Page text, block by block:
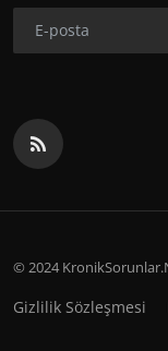
© 2024
Gizlilik Sözleşmesi